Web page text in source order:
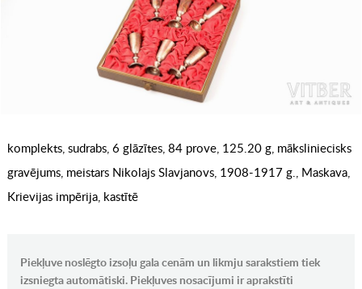
komplekts, sudrabs, 6 glāzītes, 84 prove, 125.20 g, māksliniecisks
gravējums, meistars Nikolajs Slavjanovs, 1908-1917 g., Maskava,
Krievijas impērija, kastītē
Piekļuve noslēgto izsoļu gala cenām un likmju sarakstiem tiek
izsniegta automātiski. Piekļuves nosacījumi ir aprakstīti